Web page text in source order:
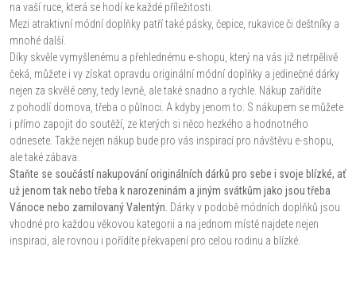
na vaší ruce, která se hodí ke každé příležitosti.
Mezi atraktivní módní doplňky patří také pásky, čepice, rukavice či deštníky a
mnohé další.
Díky skvěle vymyšlenému a přehlednému e-shopu, který na vás již netrpělivě
čeká, můžete i vy získat opravdu originální módní doplňky a jedinečné dárky
nejen za skvělé ceny, tedy levně, ale také snadno a rychle. Nákup zařídíte
z pohodlí domova, třeba o půlnoci. A kdyby jenom to. S nákupem se můžete
i přímo zapojit do soutěží, ze kterých si něco hezkého a hodnotného
odnesete. Takže nejen nákup bude pro vás inspirací pro návštěvu e-shopu,
ale také zábava.
Staňte se součástí nakupování originálních dárků pro sebe i svoje blízké, ať
už jenom tak nebo třeba k narozeninám a jiným svátkům jako jsou třeba
Vánoce nebo zamilovaný Valentýn. Dárky v podobě módních doplňků jsou
vhodné pro každou věkovou kategorii a na jednom místě najdete nejen
inspiraci, ale rovnou i pořídíte překvapení pro celou rodinu a blízké.